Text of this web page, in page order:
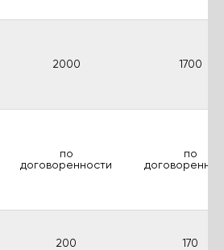
2000 1700
по
договоренности
по
200 170